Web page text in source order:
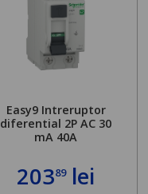
Easy9 Intreruptor
diferential 2P AC 30
mA 40A
20389lei